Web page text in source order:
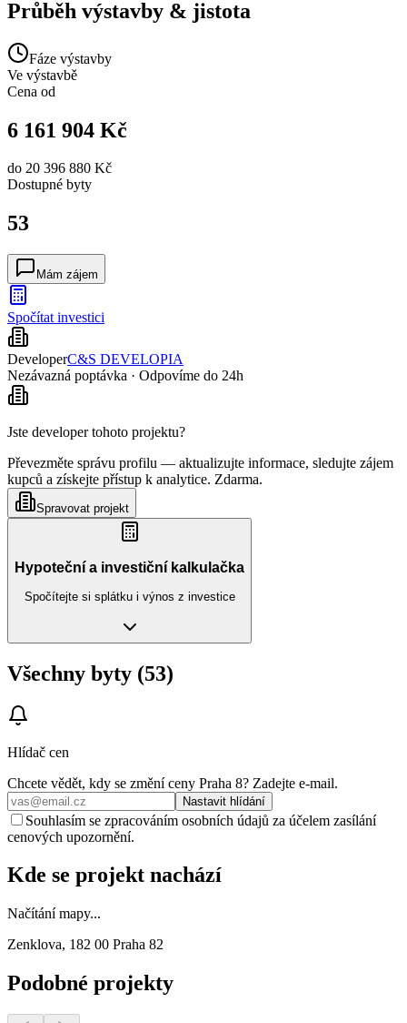
Průběh výstavby & jistota
Fáze výstavby
Ve výstavbě
Cena od
6 161 904 Kč
do 20 396 880 Kč
Dostupné byty
53
Mám zájem
Spočítat investici
DeveloperC&S DEVELOPIA
Nezávazná poptávka · Odpovíme do 24h
Jste developer tohoto projektu?
Převezměte správu profilu — aktualizujte informace, sledujte zájem
kupců a získejte přístup k analytice. Zdarma.
Spravovat projekt
Hypoteční a investiční kalkulačka
Spočítejte si splátku i výnos z investice
Všechny byty (53)
Hlídač cen
Chcete vědět, kdy se změní ceny Praha 8? Zadejte e‑mail.
Nastavit hlídání
Souhlasím se zpracováním osobních údajů za účelem zasílání
cenových upozornění.
Kde se projekt nachází
Načítání mapy...
Zenklova, 182 00 Praha 82
Podobné projekty